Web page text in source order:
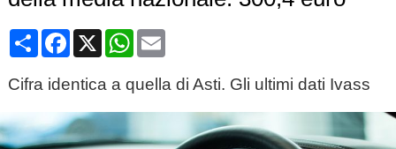
CondividiFacebook
X WhatsApp
Email
Cifra identica a quella di Asti. Gli ultimi dati Ivass